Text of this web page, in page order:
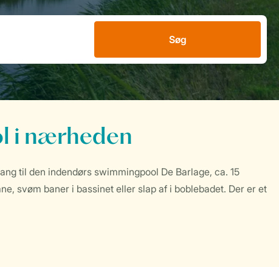
Søg
i nærheden
til den indendørs swimmingpool De Barlage, ca. 15
svøm baner i bassinet eller slap af i boblebadet. Der er et